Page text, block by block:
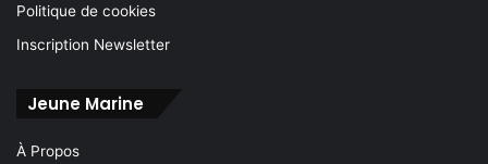
Politique de cookies
Inscription Newsletter
Jeune Marine
À Propos